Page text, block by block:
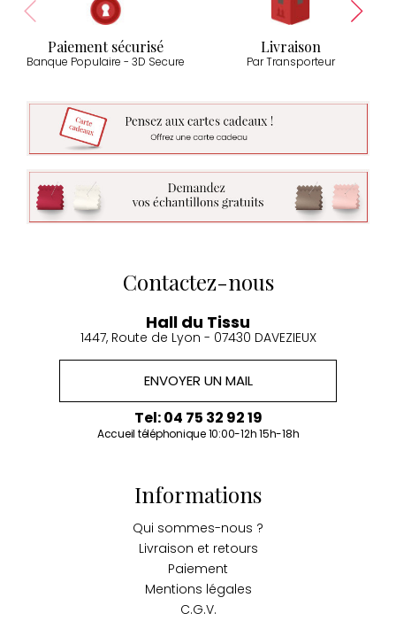
Paiement sécurisé
Banque Populaire - 3D Secure
Livraison
Par Transporteur
Contactez-nous
Hall du Tissu
1447, Route de Lyon - 07430 DAVEZIEUX
ENVOYER UN MAIL
Tel: 04 75 32 92 19
Accueil téléphonique 10:00-12h 15h-18h
Informations
Qui sommes-nous ?
Livraison et retours
Paiement
Mentions légales
C.G.V.